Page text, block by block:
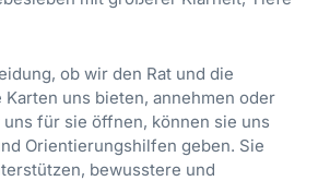
ob wir den Rat und die
uns bieten, annehmen oder
für sie öffnen, können sie uns
Orientierungshilfen geben. Sie
bewusstere und